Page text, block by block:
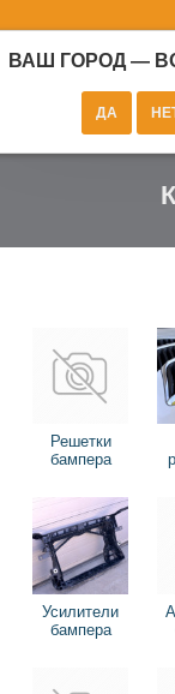
ВАШ ГОРОД —
Решетки
бампера
Усилители
бампера